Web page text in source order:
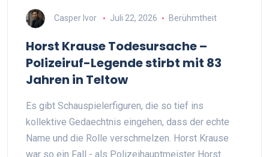
Casper Ivor Juli 22, 2026 Berühmtheit
Horst Krause Todesursache –
Polizeiruf-Legende stirbt mit 83
Jahren in Teltow
Es gibt Schauspielerfiguren, die so tief ins
kollektive Gedaechtnis eingehen, dass der echte
Name und die Rolle verschmelzen. Horst Krause
war so ein Fall - als Polizeihauptmeister Horst